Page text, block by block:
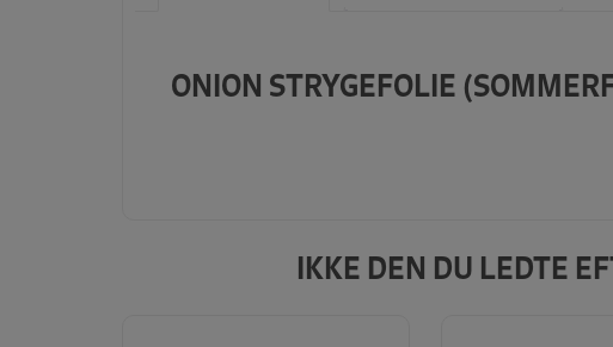
ONION STRYGEFOLIE
IKKE DEN DU LEDTE